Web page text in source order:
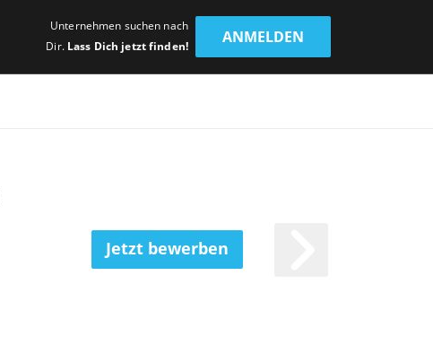
Unternehmen suchen nach
Dir. Lass Dich jetzt finden!
ANMELDEN
Jetzt bewerben